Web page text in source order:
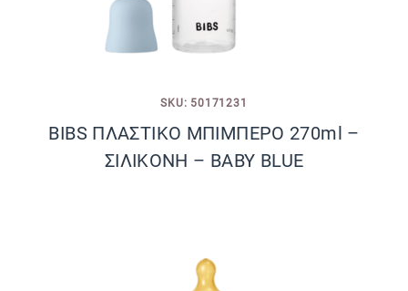
SKU: 50171231
BIBS ΠΛΑΣΤΙΚΟ ΜΠΙΜΠΕΡΟ 270ml –
ΣΙΛΙΚΟΝΗ – BABY BLUE